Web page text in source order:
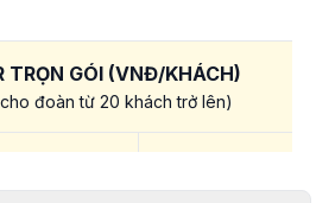
TRỌN GÓI (VNĐ/KHÁCH)
đoàn từ 20 khách trở lên)